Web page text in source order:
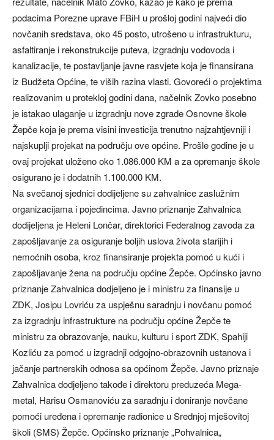
podacima Porezne uprave FBiH u prošloj godini najveći dio
novčanih sredstava, oko 45 posto, utrošeno u infrastrukturu,
asfaltiranje i rekonstrukcije puteva, izgradnju vodovoda i
kanalizacije, te postavljanje javne rasvjete koja je finansirana
iz Budžeta Općine, te viših razina vlasti. Govoreći o projektima
realizovanim u protekloj godini dana, načelnik Zovko posebno
je istakao ulaganje u izgradnju nove zgrade Osnovne škole
Žepče koja je prema visini investicija trenutno najzahtjevniji i
najskuplji projekat na području ove općine. Prošle godine je u
ovaj projekat uloženo oko 1.086.000 KM a za opremanje škole
osigurano je i dodatnih 1.100.000 KM.
Na svečanoj sjednici dodijeljene su zahvalnice zaslužnim
organizacijama i pojedincima. Javno priznanje Zahvalnica
dodijeljena je Heleni Lončar, direktorici Federalnog zavoda za
zapošljavanje za osiguranje boljih uslova života starijih i
nemoćnih osoba, kroz finansiranje projekta pomoć u kući i
zapošljavanje žena na području općine Žepče. Općinsko javno
priznanje Zahvalnica dodjeljeno je i ministru za finansije u
ZDK, Josipu Lovriću za uspješnu saradnju i novčanu pomoć
za izgradnju infrastrukture na području općine Žepče te
ministru za obrazovanje, nauku, kulturu i sport ZDK, Spahiji
Kozliću za pomoć u izgradnji odgojno-obrazovnih ustanova i
jačanje partnerskih odnosa sa općinom Žepče. Javno priznaje
Zahvalnica dodjeljeno takođe i direktoru preduzeća Mega-
metal, Harisu Osmanoviću za saradnju i doniranje novčane
pomoći uređena i opremanje radionice u Srednjoj mješovitoj
školi (SMS) Žepče. Općinsko priznanje „Pohvalnica„